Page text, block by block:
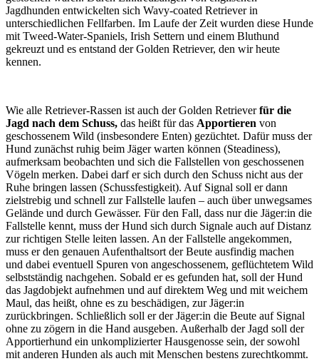
Jagdhunden entwickelten sich Wavy-coated Retriever in
unterschiedlichen Fellfarben. Im Laufe der Zeit wurden diese Hunde
mit Tweed-Water-Spaniels, Irish Settern und einem Bluthund
gekreuzt und es entstand der Golden Retriever, den wir heute
kennen.
Wie alle Retriever-Rassen ist auch der Golden Retrieverfür die
Jagd nach dem Schuss, das heißt für das Apportieren von
geschossenem Wild (insbesondere Enten) gezüchtet. Dafür muss der
Hund zunächst ruhig beim Jäger warten können (Steadiness),
aufmerksam beobachten und sich die Fallstellen von geschossenen
Vögeln merken. Dabei darf er sich durch den Schuss nicht aus der
Ruhe bringen lassen (Schussfestigkeit). Auf Signal soll er dann
zielstrebig und schnell zur Fallstelle laufen – auch über unwegsames
Gelände und durch Gewässer. Für den Fall, dass nur die Jäger:in die
Fallstelle kennt, muss der Hund sich durch Signale auch auf Distanz
zur richtigen Stelle leiten lassen. An der Fallstelle angekommen,
muss er den genauen Aufenthaltsort der Beute ausfindig machen
und dabei eventuell Spuren von angeschossenem, geflüchtetem Wild
selbstständig nachgehen. Sobald er es gefunden hat, soll der Hund
das Jagdobjekt aufnehmen und auf direktem Weg und mit weichem
Maul, das heißt, ohne es zu beschädigen, zur Jäger:in
zurückbringen. Schließlich soll er der Jäger:in die Beute auf Signal
ohne zu zögern in die Hand ausgeben. Außerhalb der Jagd soll der
Apportierhund ein unkomplizierter Hausgenosse sein, der sowohl
mit anderen Hunden als auch mit Menschen bestens zurechtkommt.